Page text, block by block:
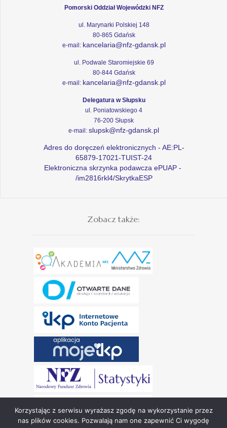
Pomorski Oddział Wojewódzki NFZ
ul. Marynarki Polskiej 148
80-865 Gdańsk
e-mail: kancelaria@nfz-gdansk.pl
ul. Podwale Staromiejskie 69
80-844 Gdańsk
e-mail: kancelaria@nfz-gdansk.pl
Delegatura w Słupsku
ul. Poniatowskiego 4
76-200 Słupsk
e-mail: slupsk@nfz-gdansk.pl
Adres do doręczeń elektronicznych - AE:PL-
65879-17021-TUIST-24
Elektroniczna skrzynka podawcza ePUAP -
/im2816rkl4/SkrytkaESP
Zobacz także:
Korzystając z serwisu wyrażasz zgodę na wykorzystanie przez
nas plików cookies. Pozwalają nam one zapewnić Ci wygodę